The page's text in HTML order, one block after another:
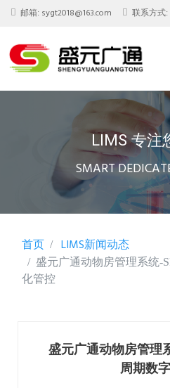
邮箱: sygt2018@163.com 联系方式:
LIMS 专注
SMART
首页 LIMS新闻动态
盛元广通动物房管理系统-
化管控
盛元广通动物房管理
周期数